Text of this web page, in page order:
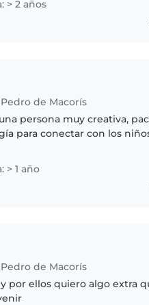
> 2 años
de Macorís
persona muy creativa,
para conectar con los
> 1 año
de Macorís
por ellos quiero algo extra